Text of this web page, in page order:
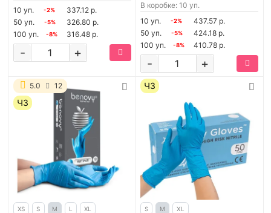
10 уп. -2%
337.12 р.
50 уп.
-5%
326.80 р.
100 уп.
-8% 316.48 р.
+
-
В коробке: 10 уп.
10 уп.
-2%
437.57 р.
50 уп.
-5%
424.18 р.
100 уп.
-8% 410.78 р.
+
-
5.0 12
ЧЗ
XS S M L XL
ЧЗ
S M XL